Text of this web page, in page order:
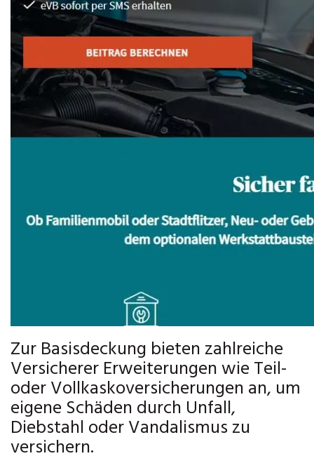
Zur Basisdeckung bieten zahlreiche
Versicherer Erweiterungen wie Teil-
oder Vollkaskoversicherungen an, um
eigene Schäden durch Unfall,
Diebstahl oder Vandalismus zu
versichern.